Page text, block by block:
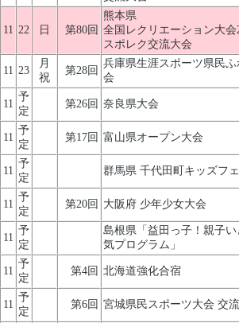
11 22 日 第80回
熊本県
全国レクリエーション大会
スポレク交流大会
11 23
月
祝
第28回
兵庫県生涯スポーツ県民
会
11
予
定
第26回 奈良県大会
11
予
定
第17回 富山県オープン大会
11
予
定
群馬県 千代田町キッズフ
11
予
定
第20回 大阪府 少年少女大会
11
予
定
島根県「益田っ子！親子
気プログラム」
11
予
定
第4回 北海道強化合宿
11
予
定
第6回 宮城県民スポーツ大会 交